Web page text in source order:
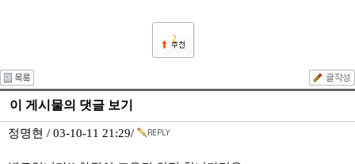
2
이 게시물의 댓글 보기
정명현 / 03-10-11 21:29/